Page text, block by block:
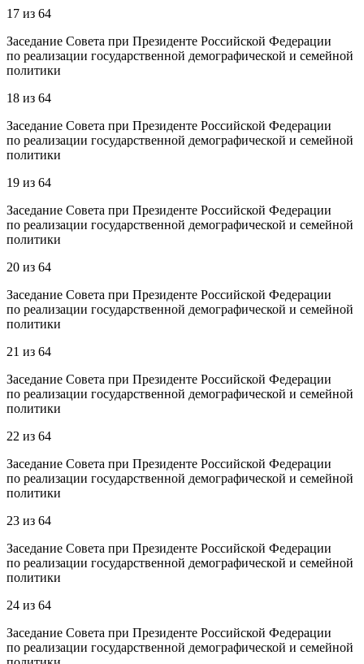
17 из 64
Заседание Совета при Президенте Российской Федерации
по реализации государственной демографической и семейной
политики
18 из 64
Заседание Совета при Президенте Российской Федерации
по реализации государственной демографической и семейной
политики
19 из 64
Заседание Совета при Президенте Российской Федерации
по реализации государственной демографической и семейной
политики
20 из 64
Заседание Совета при Президенте Российской Федерации
по реализации государственной демографической и семейной
политики
21 из 64
Заседание Совета при Президенте Российской Федерации
по реализации государственной демографической и семейной
политики
22 из 64
Заседание Совета при Президенте Российской Федерации
по реализации государственной демографической и семейной
политики
23 из 64
Заседание Совета при Президенте Российской Федерации
по реализации государственной демографической и семейной
политики
24 из 64
Заседание Совета при Президенте Российской Федерации
по реализации государственной демографической и семейной